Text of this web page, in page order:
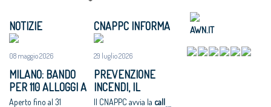
CNAPPC 2018.
Mercoledì 4
luglio 2018
proposta al
Paese per le
Congresso
Nazionale
Architetti:
Cappochin
2018
VIII Congresso
CNAPPC 2018.
Domenica 8
luglio 2018
VIII Congresso
integrate per le
compenso,
parametri
vincolanti
dell’Architetto
2017 - Una
l’architettura
Rappresentanz
a, avanti in
ordine sparso
NOTIZIE
08 maggio 2026
MILANO: BANDO
PER 110 ALLOGGI A
NIGUARDA E
Aperto fino al 31
CNAPPC INFORMA
29 luglio 2026
PREVENZIONE
INCENDI, IL
CNAPPC CERCA
Il CNAPPC avvia la call
AWN.IT